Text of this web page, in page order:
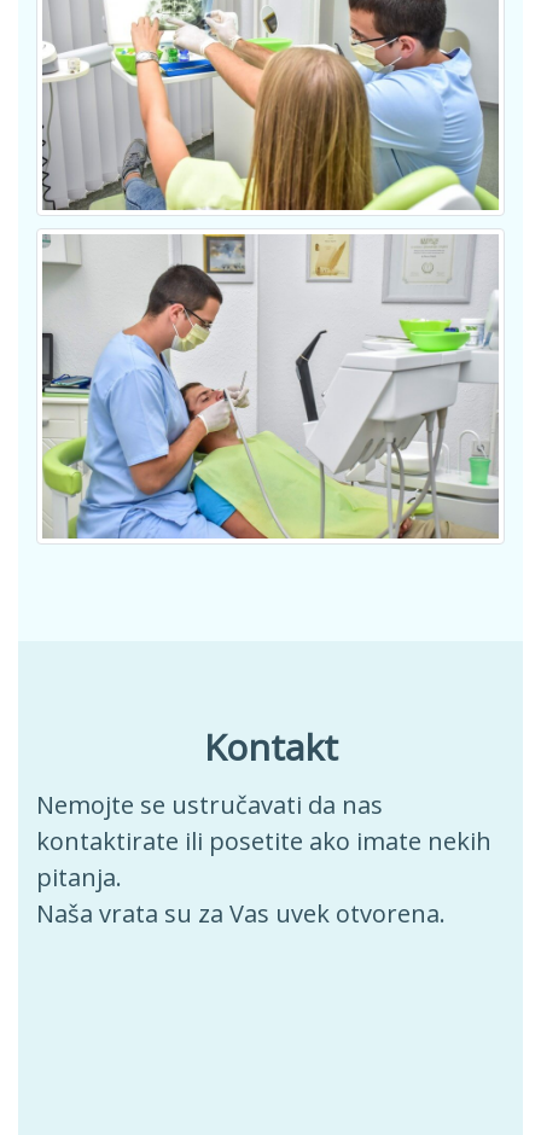
Kontakt
Nemojte se ustručavati da nas
kontaktirate ili posetite ako imate nekih
pitanja.
Naša vrata su za Vas uvek otvorena.